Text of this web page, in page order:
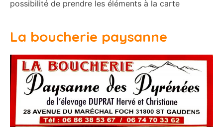
possibilité de prendre les éléments à la carte
La boucherie paysanne